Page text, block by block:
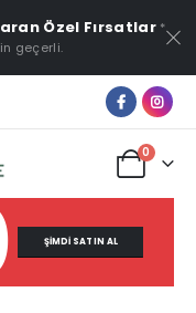
Özel Fırsatlar *
geçerli.
0
ŞIMDI SATIN AL